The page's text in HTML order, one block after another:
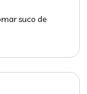
suco de